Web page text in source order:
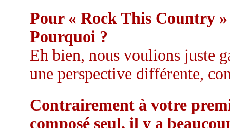
Pour « Rock This Country »
Pourquoi ?
Eh bien, nous voulions juste
une perspective différente,
Contrairement à votre
composé seul, il y a